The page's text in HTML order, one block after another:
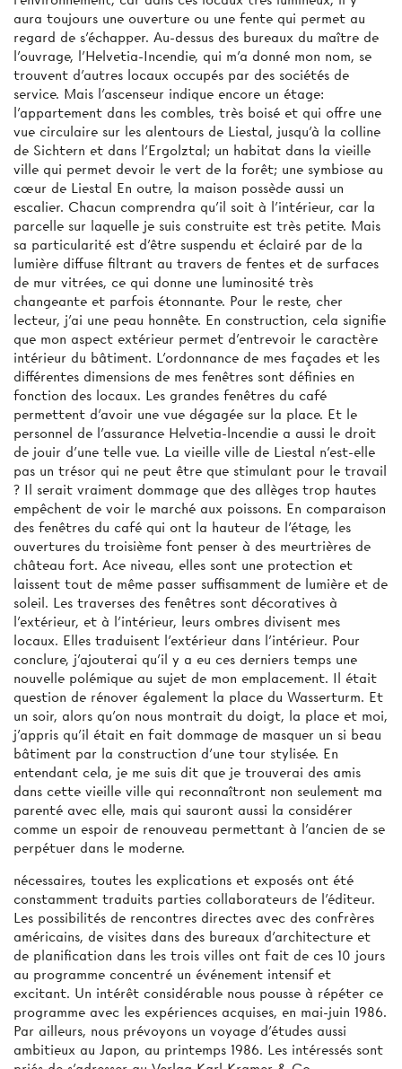
aura toujours une ouverture ou une fente qui permet au
regard de s'échapper. Au-dessus des bureaux du maître de
l'ouvrage, l'Helvetia-Incendie, qui m’a donné mon nom, se
trouvent d’autres locaux occupés par des sociétés de
service. Mais l'ascenseur indique encore un étage:
l’appartement dans les combles, très boisé et qui offre une
vue circulaire sur les alentours de Liestal, jusqu’à la colline
de Sichtern et dans l'Ergolztal; un habitat dans la vieille
ville qui permet devoir le vert de la forêt; une symbiose au
cœur de Liestal En outre, la maison possède aussi un
escalier. Chacun comprendra qu’il soit à l’intérieur, car la
parcelle sur laquelle je suis construite est très petite. Mais
sa particularité est d’être suspendu et éclairé par de la
lumière diffuse filtrant au travers de fentes et de surfaces
de mur vitrées, ce qui donne une luminosité très
changeante et parfois étonnante. Pour le reste, cher
lecteur, j'ai une peau honnête. En construction, cela signifie
que mon aspect extérieur permet d’entrevoir le caractère
intérieur du bâtiment. L’ordonnance de mes façades et les
différentes dimensions de mes fenêtres sont définies en
fonction des locaux. Les grandes fenêtres du café
permettent d’avoir une vue dégagée sur la place. Et le
personnel de l’assurance Helvetia-lncendie a aussi le droit
de jouir d’une telle vue. La vieille ville de Liestal n'est-elle
pas un trésor qui ne peut être que stimulant pour le travail
? Il serait vraiment dommage que des allèges trop hautes
empêchent de voir le marché aux poissons. En comparaison
des fenêtres du café qui ont la hauteur de l’étage, les
ouvertures du troisième font penser à des meurtrières de
château fort. Ace niveau, elles sont une protection et
laissent tout de même passer suffisamment de lumière et de
soleil. Les traverses des fenêtres sont décoratives à
l'extérieur, et à l'intérieur, leurs ombres divisent mes
locaux. Elles traduisent l’extérieur dans l'intérieur. Pour
conclure, j'ajouterai qu’il y a eu ces derniers temps une
nouvelle polémique au sujet de mon emplacement. Il était
question de rénover également la place du Wasserturm. Et
un soir, alors qu'on nous montrait du doigt, la place et moi,
j'appris qu'il était en fait dommage de masquer un si beau
bâtiment par la construction d'une tour stylisée. En
entendant cela, je me suis dit que je trouverai des amis
dans cette vieille ville qui reconnaîtront non seulement ma
parenté avec elle, mais qui sauront aussi la considérer
comme un espoir de renouveau permettant à l'ancien de se
perpétuer dans le moderne.
nécessaires, toutes les explications et exposés ont été
constamment traduits parties collaborateurs de l'éditeur.
Les possibilités de rencontres directes avec des confrères
américains, de visites dans des bureaux d'architecture et
de planification dans les trois villes ont fait de ces 10 jours
au programme concentré un événement intensif et
excitant. Un intérêt considérable nous pousse à répéter ce
programme avec les expériences acquises, en mai-juin 1986.
Par ailleurs, nous prévoyons un voyage d’études aussi
ambitieux au Japon, au printemps 1986. Les intéressés sont